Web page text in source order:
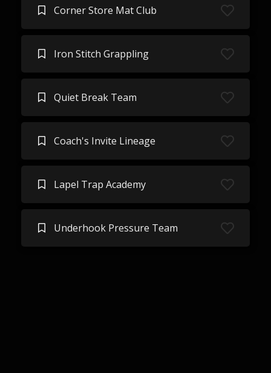
Corner Store Mat Club
Iron Stitch Grappling
Quiet Break Team
Coach's Invite Lineage
Lapel Trap Academy
Underhook Pressure Team